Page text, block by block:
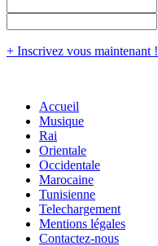
+ Inscrivez vous maintenant !
Accueil
Musique
Rai
Orientale
Occidentale
Marocaine
Tunisienne
Telechargement
Mentions légales
Contactez-nous